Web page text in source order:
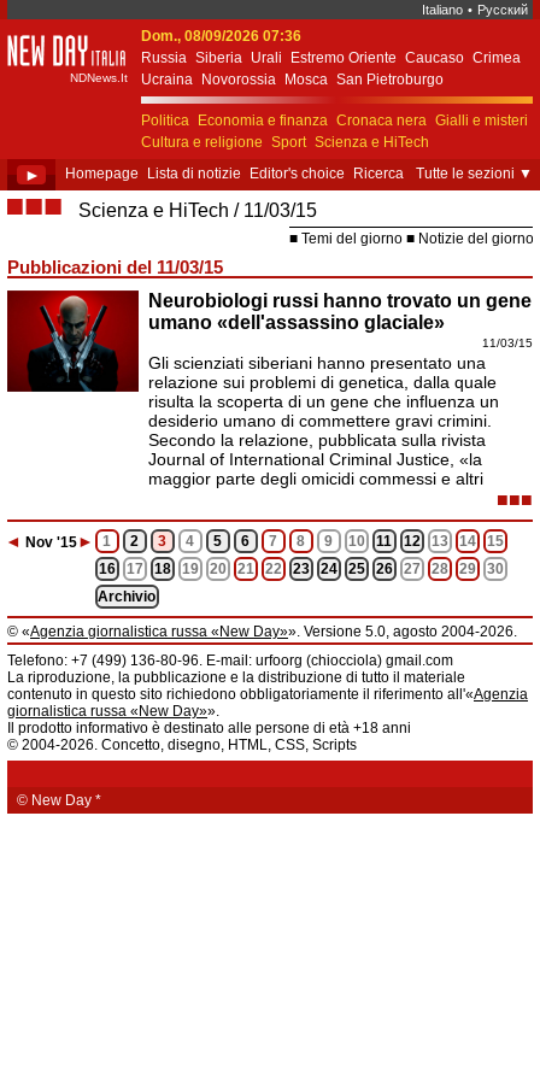
Italiano • Русский
New Day Italia
NDNews.It
Dom., 08/09/2026 07:36
Russia Siberia Urali Estremo Oriente Caucaso Crimea
Ucraina
Novorossia Mosca San Pietroburgo
Ekaterinburgo Kiev Simferopol
Sebastopoli
Politica
Economia e finanza Cronaca nera Gialli e misteri
Cultura e religione Sport Scienza e HiTech
Costume e società
Unione Europea
► Homepage Lista di notizie Editor's choice Ricerca Tutte le sezioni ▼
■■■ Scienza e HiTech 11/03/15
Temi del giorno Notizie del giorno
Pubblicazioni del 11/03/15
Neurobiologi russi hanno trovato un gene
umano «dell'assassino glaciale»
11/03/15
Gli scienziati siberiani hanno presentato una
relazione sui problemi di genetica, dalla quale
risulta la scoperta di un gene che influenza un
desiderio umano di commettere gravi crimini.
Secondo la relazione, pubblicata sulla rivista
Journal of International Criminal Justice, «la
maggior parte degli omicidi commessi e altri
■■■
◄ Nov '15► 1 2 3 4 5 6 7 8 9 10 11 12 13 14
15
16
17 18 19 20 21 22 23 24 25 26 27 28 29
30
Archivio
© «Agenzia giornalistica russa «New Day»». Versione 5.0, agosto 2004-2026.
Informazioni
Agenzia giornalistica russa «New Day» registrata dal Servizio federale di
telecomunicazioni, tecnologie informatiche e mass media della Federazione
Russa. Certificato di registrazione dei mass media: EL № FS 77 - 61044 del 5
marzo 2015.
Fondatore: «New Day» S.r.l., indirizzo di redazione: 620014, città di
Ekaterinburgo, via Radišev, pal.6, scala «А», uff. 1104.
fornisce informazioni.
Telefono: +7 (499) 136-80-96. E-mail: urfoorg (chiocciola) gmail.com
La riproduzione, la pubblicazione e la distribuzione di tutto il materiale
contenuto in questo sito richiedono obbligatoriamente il riferimento all'«Agenzia
giornalistica russa «New Day»».
Il prodotto informativo è destinato alle persone di età +18 anni
© 2004-2026. Concetto, disegno, HTML, CSS, Scripts
© New Day *